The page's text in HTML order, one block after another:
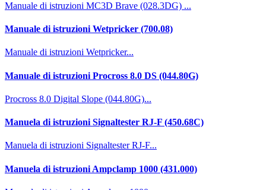
Manuale di istruzioni MC3D Brave (028.3DG) ...
Manuale di istruzioni Wetpricker (700.08)
Manuale di istruzioni Wetpricker...
Manuale di istruzioni Procross 8.0 DS (044.80G)
Procross 8.0 Digital Slope (044.80G)...
Manuela di istruzioni Signaltester RJ-F (450.68C)
Manuela di istruzioni Signaltester RJ-F...
Manuela di istruzioni Ampclamp 1000 (431.000)